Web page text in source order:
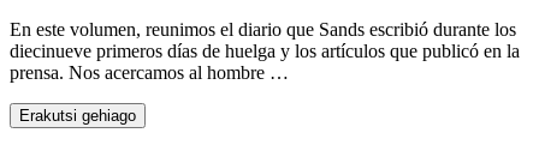
En este volumen, reunimos el diario que Sands escribió durante los
diecinueve primeros días de huelga y los artículos que publicó en la
prensa. Nos acercamos al hombre …
Erakutsi gehiago